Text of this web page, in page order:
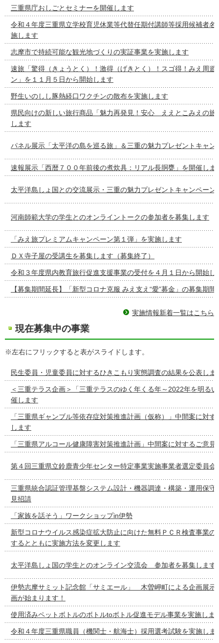
三重県庁おしごとセミナーを開催します
令和４年度三重県立学校育児休業等代替任期付講師等採用候補者名
施します
志摩市で持続可能な観光地づくりの実証事業を実施します
速旅「驚得（きょうとく）！激得（げきとく）！スゴ得！みえ周遊
ン」を１１月５日から開始します
野生いのしし豚熱経口ワクチンの散布を実施します
県民向けの新しい旅行商品「魅力再発見！安心 ええとこみえの旅
します
パネル展示「太平洋の島を巡る旅」＆三重の魅力プレゼントキャン
速報展示「西暦７００年前後の煮炊具：リアル長胴甕」を開催しま
太平洋島しょ国との交流展示・三重の魅力プレゼントキャンペーン
河南師範大学の学生とのオンライントークの参加者を募集します
「みえ旅プレミアムキャンペーン第１弾」を実施します
ＤＸ寺子屋の受講生を募集します（募集終了）
令和３年度県内教育旅行促進支援事業の受付を４月１日から開始し
【募集期間延長】「新型コロナ克服 みえ支え“愛”募金」の募集期
実施情報新着一覧はこちら
現在募集中の事業
※左右にフリックすると表がスライドします。
民生委員・児童委員に対するひきこもり実態調査の結果を公表しま
＜三重テラス企画＞「三重テラスのゆく年くる年～2022年を明る
催します
「三重県ギャンブル等依存症対策推進計画（仮称）」中間案に対
します
「三重県アルコール健康障害対策推進計画」中間案に対するご意見
第４回三重県立鈴鹿青少年センター特定事業実施事業者選定委員会
三重県統合認証管理基盤システム設計・機器調達・構築・運用保守
見招請
「家族を話そう」ワークショップin伊勢
新型コロナウイルス感染症拡大防止に向けた無料ＰＣＲ検査事業の
するとともに実施方法を変更します
太平洋島しょ国の学生とのオンライン交流会 参加者を募集します
伊勢志摩サミット記念館「サミエール」 木曽岬町による企画展示
画が始まります！
使用済みペットボトルのボトルtoボトル促進モデル事業を実施しま
令和４年度三重県職員（機関士・航海士）採用選考試験を実施しま